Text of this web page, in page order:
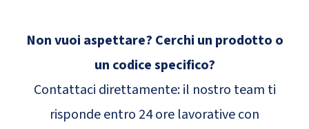
Non vuoi aspettare? Cerchi un prodotto o
un codice specifico?
Contattaci direttamente: il nostro team ti
risponde entro 24 ore lavorative con